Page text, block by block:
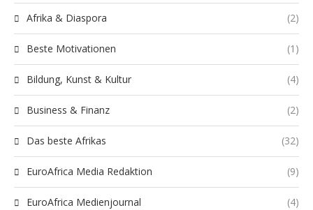
Afrika & Diaspora (2)
Beste Motivationen (1)
Bildung, Kunst & Kultur (4)
Business & Finanz (2)
Das beste Afrikas (32)
EuroAfrica Media Redaktion (9)
EuroAfrica Medienjournal (4)